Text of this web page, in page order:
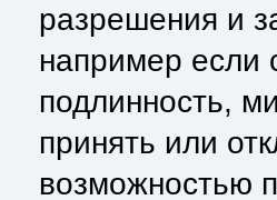
разрешения и
например если
подлинность,
принять или
возможностью